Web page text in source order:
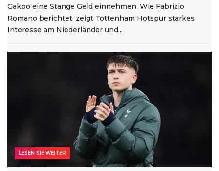
Gakpo eine Stange Geld einnehmen. Wie Fabrizio
Romano berichtet, zeigt Tottenham Hotspur starkes
Interesse am Niederländer und...
LESEN SIE WEITER